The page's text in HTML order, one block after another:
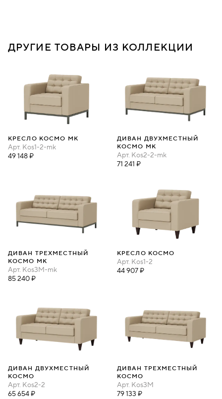
ДРУГИЕ ТОВАРЫ ИЗ КОЛЛЕКЦИИ
КРЕСЛО КОСМО МК
Арт. Kos1-2-mk
49 148 ₽
ДИВАН ДВУХМЕСТНЫЙ
КОСМО МК
Арт. Kos2-2-mk
71 241 ₽
ДИВАН ТРЕХМЕСТНЫЙ
КОСМО МК
Арт. Kos3M-mk
85 240 ₽
КРЕСЛО КОСМО
Арт. Kos1-2
44 907 ₽
ДИВАН ДВУХМЕСТНЫЙ
КОСМО
Арт. Kos2-2
65 654 ₽
ДИВАН ТРЕХМЕСТНЫЙ
КОСМО
Арт. Kos3М
79 133 ₽